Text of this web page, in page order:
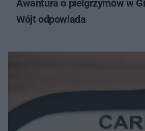
Awantura o pielgrzymów w
Wójt odpowiada